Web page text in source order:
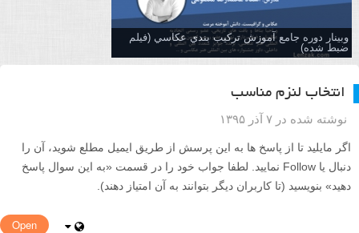
وبینار دوره جامع آموزش تركيب بندي عكاسي (فیلم
ضبط شده)
انتخاب لنزم مناسب
نوشته شده در ۷ آذر ۱۳۹۵
اگر مایلید تا از پاسخ ها به این پرسش از طریق ایمیل مطلع شوید، آن را
دنبال یا Follow نمایید. لطفا جواب خود را در قسمت «به این سوال پاسخ
دهید» بنویسید (تا کاربران دیگر بتوانند به آن امتیاز دهند).
Open